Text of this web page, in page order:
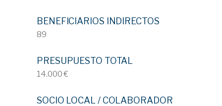
BENEFICIARIOS INDIRECTOS
89
PRESUPUESTO TOTAL
14.000 €
SOCIO LOCAL / COLABORADOR